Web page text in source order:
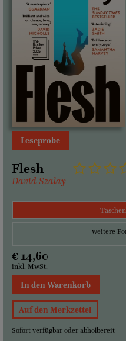
Leseprobe
Flesh
David Szalay
weitere
€ 14,60
inkl. MwSt.
In den Warenkorb
Auf den Merkzettel
Sofort verfügbar oder abholbereit